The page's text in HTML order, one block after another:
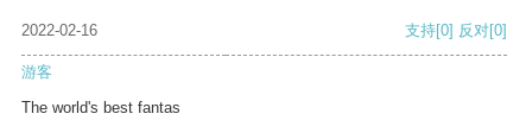
2022-02-16 支持[0] 反对[0]
游客
The world's best fantas